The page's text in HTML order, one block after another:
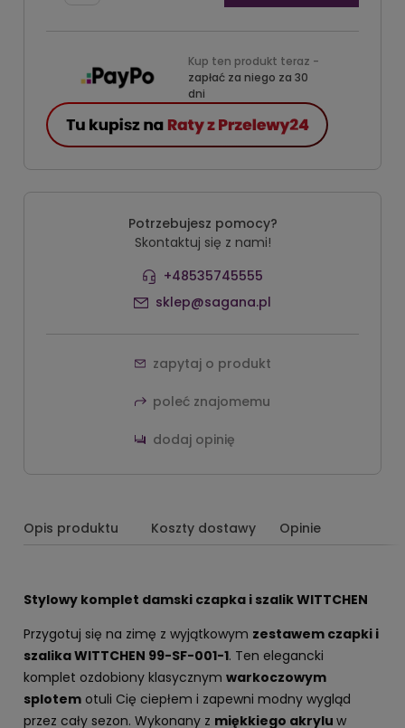
Kup ten produkt teraz -
zapłać za niego za 30
dni
Potrzebujesz pomocy?
Skontaktuj się z nami!
+48535745555
sklep@sagana.pl
zapytaj o produkt
poleć znajomemu
dodaj opinię
Opis produktu Koszty dostawy Opinie
Stylowy komplet damski czapka i szalik WITTCHEN
Przygotuj się na zimę z wyjątkowym zestawem czapki i
szalika WITTCHEN 99-SF-001-1. Ten elegancki
komplet ozdobiony klasycznym warkoczowym
splotem otuli Cię ciepłem i zapewni modny wygląd
przez cały sezon. Wykonany z miękkiego akrylu w